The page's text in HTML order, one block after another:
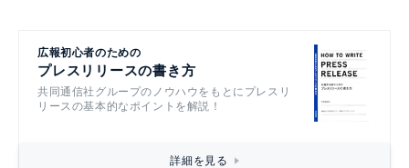
広報初心者のための
プレスリリースの書き方
共同通信社グループのノウハウをもとにプレスリ
リースの基本的なポイントを解説！
詳細を見る